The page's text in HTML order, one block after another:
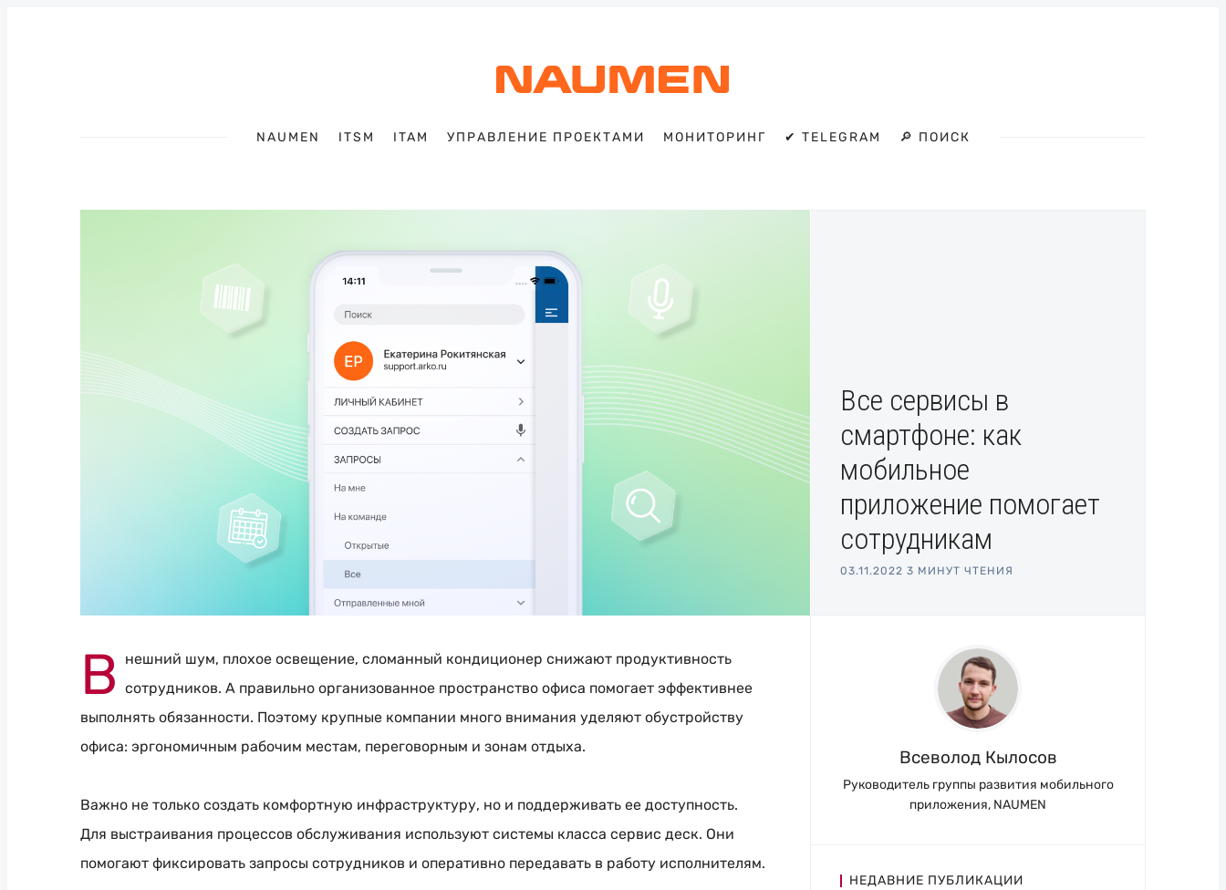
NAUMEN ITSM ITAM УПРАВЛЕНИЕ ПРОЕКТАМИ МОНИТОРИНГ ✔ TELEGRAM 🔎 ПОИСК
и
автоматизация
Все сервисы в
смартфоне: как
мобильное
приложение помогает
сотрудникам
03.11.2022 3 МИНУТ ЧТЕНИЯ
В
нешний шум, плохое освещение, сломанный кондиционер снижают продуктивность
сотрудников. А правильно организованное пространство офиса помогает эффективнее
выполнять обязанности. Поэтому крупные компании много внимания уделяют обустройству
офиса: эргономичным рабочим местам, переговорным и зонам отдыха.
Важно не только создать комфортную инфраструктуру, но и поддерживать ее доступность.
Для выстраивания процессов обслуживания используют системы класса сервис деск. Они
помогают фиксировать запросы сотрудников и оперативно передавать в работу исполнителям.
Всеволод Кылосов
Руководитель группы развития мобильного
приложения, NAUMEN
НЕДАВНИЕ ПУБЛИКАЦИИ